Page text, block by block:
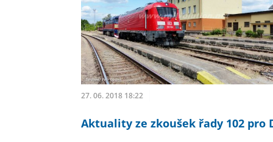
27. 06. 2018 18:22
Aktuality ze zkoušek řady 102 pro